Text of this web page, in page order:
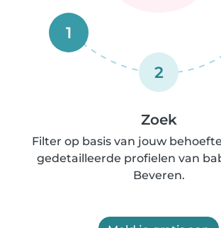
1
2
Zoek
Filter op basis van jouw
gedetailleerde profielen van
Beveren.